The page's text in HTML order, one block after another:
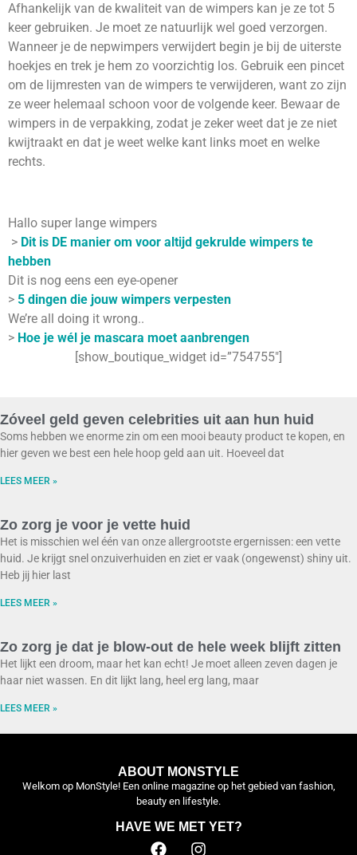
Afhankelijk van de kwaliteit van de wimpers kan je ze tot 5
keer gebruiken. Je moet ze natuurlijk wel goed verzorgen.
Wanneer je de nepwimpers verwijdert begin je bij de uiterste
hoekjes en trek je hem zo voorzichtig los. Gebruik een pincet
om de lijmresten van de wimpers te verwijderen, want zo zijn
ze weer helemaal schoon voor de volgende keer. Bewaar de
wimpers in de verpakking, zodat je zeker weet dat je ze niet
kwijtraakt en dat je weet welke kant links moet en welke
rechts.
Hallo super lange wimpers
> Dit is DE manier om voor altijd gekrulde wimpers te
hebben
Dit is nog eens een eye-opener
> 5 dingen die jouw wimpers verpesten
We’re all doing it wrong..
> Hoe je wél je mascara moet aanbrengen
[show_boutique_widget id=”754755″]
Zóveel geld geven celebrities uit aan hun huid
Soms hebben we enorme zin om een mooi beauty product te kopen, en
hier geven we best een hele hoop geld aan uit. Hoeveel dat
LEES MEER »
Zo zorg je voor je vette huid
Het is misschien wel één van onze allergrootste ergernissen: een vette
huid. Je krijgt snel onzuiverhuiden en ziet er vaak (ongewenst) shiny uit.
Heb jij hier last
LEES MEER »
Zo zorg je dat je blow-out de hele week blijft zitten
Het lijkt een droom, maar het kan echt! Je moet alleen zeven dagen je
haar niet wassen. En dit lijkt lang, heel erg lang, maar
LEES MEER »
ABOUT MONSTYLE
Welkom op MonStyle! Een online magazine op het gebied van fashion,
beauty en lifestyle.
HAVE WE MET YET?